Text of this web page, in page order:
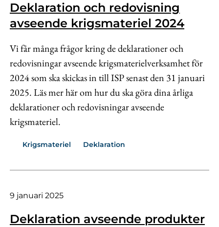
Deklaration och redovisning
avseende krigsmateriel 2024
Vi får många frågor kring de deklarationer och
redovisningar avseende krigsmaterielverksamhet för
2024 som ska skickas in till ISP senast den 31 januari
2025. Läs mer här om hur du ska göra dina årliga
deklarationer och redovisningar avseende
krigsmateriel.
Krigsmateriel Deklaration
9 januari 2025
Deklaration avseende produkter